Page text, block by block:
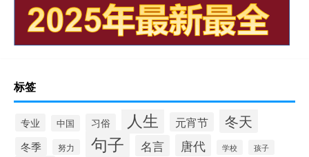
标签
专业 中国 习俗 人生 元宵节 冬天
冬季 努力 句子 名言 唐代 学校 孩子